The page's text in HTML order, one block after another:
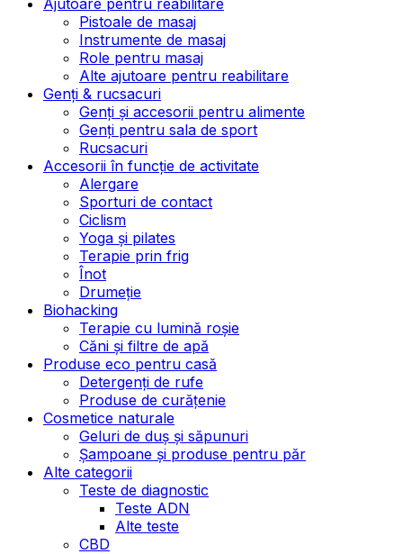
Pistoale de masaj
Instrumente de masaj
Role pentru masaj
Alte ajutoare pentru reabilitare
Genți & rucsacuri
Genți și accesorii pentru alimente
Genți pentru sala de sport
Rucsacuri
Accesorii în funcție de activitate
Alergare
Sporturi de contact
Ciclism
Yoga și pilates
Terapie prin frig
Înot
Drumeție
Biohacking
Terapie cu lumină roșie
Căni și filtre de apă
Produse eco pentru casă
Detergenți de rufe
Produse de curățenie
Cosmetice naturale
Geluri de duș și săpunuri
Șampoane și produse pentru păr
Alte categorii
Teste de diagnostic
Teste ADN
Alte teste
CBD